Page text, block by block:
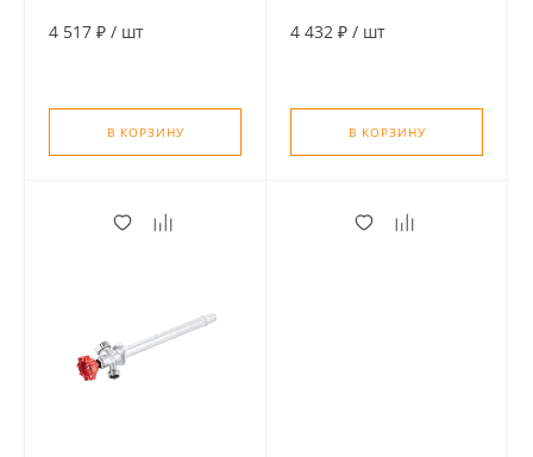
(длина-500 мм)
4 517 ₽ / шт
В КОРЗИНУ
(длина-600 мм)
4 432 ₽ / шт
В КОРЗИНУ